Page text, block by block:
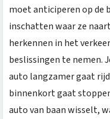
moet anticiperen op de
inschatten waar ze
herkennen in het
beslissingen te nemen.
auto langzamer gaat
binnenkort gaat
auto van baan wisselt,